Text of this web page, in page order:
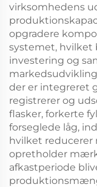
virksomhedens
opgradere
systemet, hvilket
investering og
der er integreret
registrerer og
flasker, forkerte
forseglede låg,
hvilket
opretholder
afkastperiode